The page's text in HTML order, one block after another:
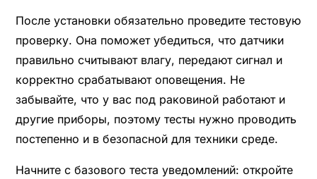
После установки обязательно проведите тестовую
проверку. Она поможет убедиться, что датчики
правильно считывают влагу, передают сигнал и
корректно срабатывают оповещения. Не
забывайте, что у вас под раковиной работают и
другие приборы, поэтому тесты нужно проводить
постепенно и в безопасной для техники среде.
Начните с базового теста уведомлений: откройте